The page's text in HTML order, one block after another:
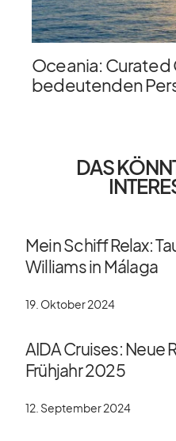
Oceania: Curated
bedeutenden
DAS
Mein Schiff Relax:
Williams in Málaga
19. Oktober 2024
AIDA Cruises: Neue
Frühjahr 2025
12. September 2024